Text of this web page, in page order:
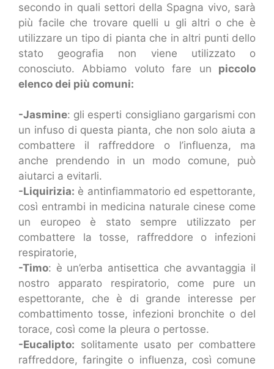
secondo in quali settori della Spagna vivo, sarà
più facile che trovare quelli u gli altri o che è
utilizzare un tipo di pianta che in altri punti dello
stato geografia non viene utilizzato o
conosciuto. Abbiamo voluto fare un piccolo
elenco dei più comuni:
-Jasmine: gli esperti consigliano gargarismi con
un infuso di questa pianta, che non solo aiuta a
combattere il raffreddore o l’influenza, ma
anche prendendo in un modo comune, può
aiutarci a evitarli.
-Liquirizia: è antinfiammatorio ed espettorante,
così entrambi in medicina naturale cinese come
un europeo è stato sempre utilizzato per
combattere la tosse, raffreddore o infezioni
respiratorie,
-Timo: è un’erba antisettica che avvantaggia il
nostro apparato respiratorio, come pure un
espettorante, che è di grande interesse per
combattimento tosse, infezioni bronchite o del
torace, così come la pleura o pertosse.
-Eucalipto: solitamente usato per combattere
raffreddore, faringite o influenza, così comune